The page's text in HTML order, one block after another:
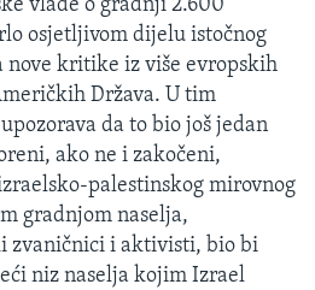
vlade o gradnji 2.600
osjetljivom dijelu istočnog
nove kritike iz više evropskih
Država. U tim
da to bio još jedan
ako ne i zakočeni,
palestinskog mirovnog
gradnjom naselja,
zvaničnici i aktivisti, bio bi
niz naselja kojim Izrael